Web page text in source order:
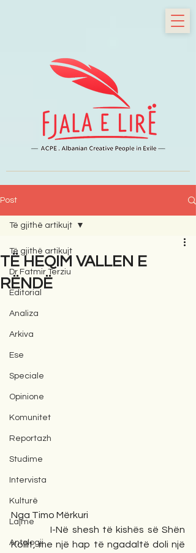
Post
Të gjithë artikujt
Dr Fatmir Terziu
Editorial
Analiza
Arkiva
Ese
Speciale
Opinione
Komunitet
Reportazh
Studime
Intervista
Kulturë
Lajme
Antologji
Të gjithë artikujt
TË HEQIM VALLEN E
RËNDË
Nga Timo Mërkuri
            I-Në shesh të kishës së Shën
Kollit, me një hap të ngadaltë doli një